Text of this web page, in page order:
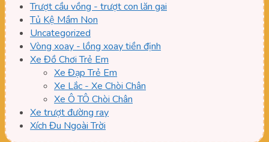
Trượt cầu vồng - trượt con lăn gai
Tủ Kệ Mầm Non
Uncategorized
Vòng xoay - lồng xoay tiền định
Xe Đồ Chơi Trẻ Em
Xe Đạp Trẻ Em
Xe Lắc - Xe Chòi Chân
Xe Ô TÔ Chòi Chân
Xe trượt đường ray
Xích Đu Ngoài Trời